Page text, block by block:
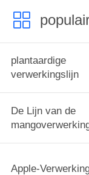
plantaardige
verwerkingslijn
De Lijn van de
Apple-